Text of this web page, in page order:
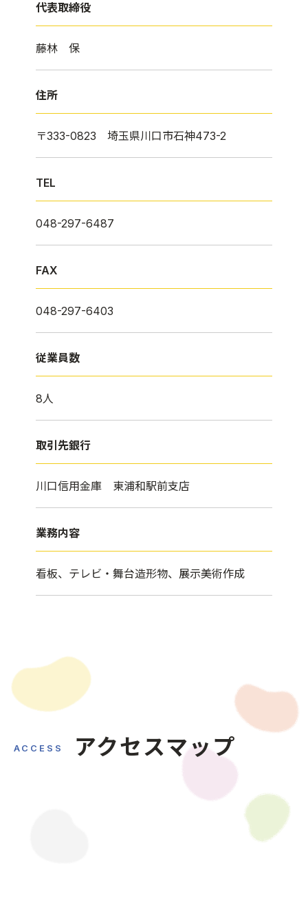
代表取締役
藤林 保
住所
〒333-0823 埼玉県川口市石神473-2
TEL
048-297-6487
FAX
048-297-6403
従業員数
8人
取引先銀行
川口信用金庫 東浦和駅前支店
業務内容
看板、テレビ・舞台造形物、展示美術作成
ACCESS アクセスマップ